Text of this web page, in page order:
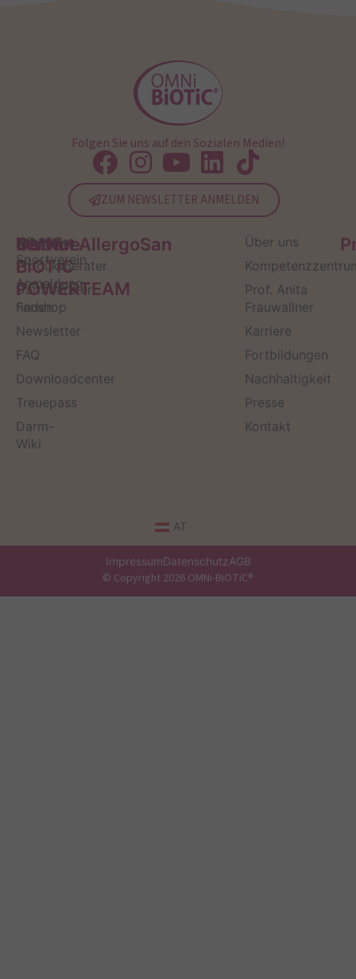
Folgen Sie uns auf den Sozialen Medien!
ZUM NEWSLETTER ANMELDEN
Service
Kontakt
Produktberater
Darmberater
finden
Newsletter
FAQ
Downloadcenter
Treuepass
Darm-
Wiki
OMNi-
BiOTiC
POWERTEAM
Infos zum
Sportverein
Anmeldung
Fanshop
Institut AllergoSan
Über uns
Prof. Anita
Frauwallner
Karriere
Fortbildungen
Nachhaltigkeit
Presse
Kontakt
AT
ImpressumDatenschutzAGB
© Copyright 2026 OMNi-BiOTiC®